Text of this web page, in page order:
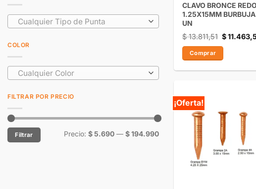
Cualquier Tipo de Punta
COLOR
Cualquier Color
FILTRAR POR PRECIO
Filtrar Precio: $ 5.690 — $ 194.990
CLAVO BRONCE
1.25X15MM
UN
$13.811,51 $
Comprar
¡Oferta!